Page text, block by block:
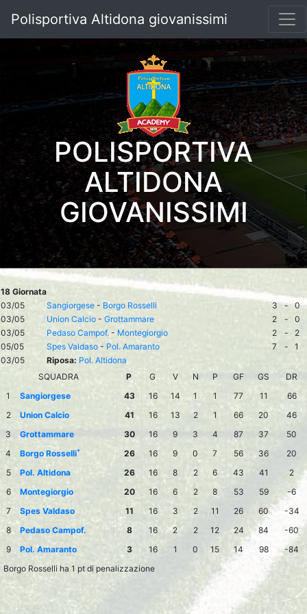
Polisportiva Altidona giovanissimi
POLISPORTIVA
ALTIDONA
GIOVANISSIMI
18 Giornata
03/05
Sangiorgese - Borgo Rosselli 3 - 0
03/05
Union Calcio - Grottammare 2 -
0
03/05
Pedaso Campof. - Montegiorgio 2 -
2
05/05
Spes Valdaso - Pol. Amaranto 7 -
1
03/05
Riposa: Pol. Altidona
SQUADRA
P G V N P GF GS
DR
1
Sangiorgese 43 16 14 1 1 77 11
66
2
Union Calcio 41 16 13 2 1 66 20
46
3
Grottammare 30 16 9 3 4 87 37
50
4
Borgo Rosselli* 26 16 9 0 7 56 36
20
5
Pol. Altidona 26 16 8 2 6 43 41
2
6
Montegiorgio 20 16 6 2 8 53 59
-6
7
Spes Valdaso 11 16 3 2 11 26 60
-34
8
Pedaso Campof. 8 16 2 2 12 24 84
-60
9
Pol. Amaranto 3 16 1 0 15 14 98
-84
Borgo Rosselli ha 1 pt di penalizzazione